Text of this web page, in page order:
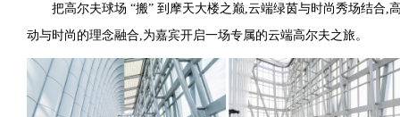
把高尔夫球场 “搬” 到摩天大楼之巅,云端绿茵与时尚秀场结合
动与时尚的理念融合,为嘉宾开启一场专属的云端高尔夫之旅。